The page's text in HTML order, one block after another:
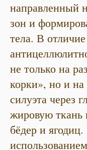
направленный
зон и
тела. В
не только на
корки», но и на
силуэта через
жировую
бёдер и